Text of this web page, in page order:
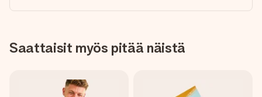
Saattaisit myös pitää näistä